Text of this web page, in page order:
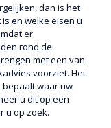
dan is het
en welke eisen u
er
rond de
met een van
voorziet. Het
bepaalt waar uw
u dit op een
u op zoek.